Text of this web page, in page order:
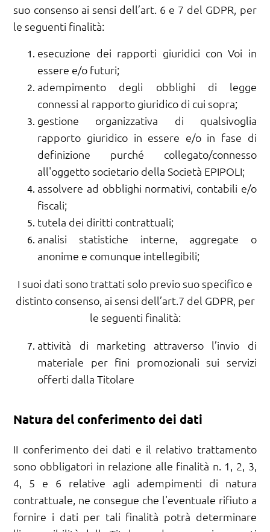
suo consenso ai sensi dell’art. 6 e 7 del GDPR, per
le seguenti finalità:
esecuzione dei rapporti giuridici con Voi in
essere e/o futuri;
adempimento degli obblighi di legge
connessi al rapporto giuridico di cui sopra;
gestione organizzativa di qualsivoglia
rapporto giuridico in essere e/o in fase di
definizione purché collegato/connesso
all'oggetto societario della Società EPIPOLI;
assolvere ad obblighi normativi, contabili e/o
fiscali;
tutela dei diritti contrattuali;
analisi statistiche interne, aggregate o
anonime e comunque intellegibili;
I suoi dati sono trattati solo previo suo specifico e
distinto consenso, ai sensi dell’art.7 del GDPR, per
le seguenti finalità:
attività di marketing attraverso l’invio di
materiale per fini promozionali sui servizi
offerti dalla Titolare
Natura del conferimento dei dati
II conferimento dei dati e il relativo trattamento
sono obbligatori in relazione alle finalità n. 1, 2, 3,
4, 5 e 6 relative agli adempimenti di natura
contrattuale, ne consegue che l'eventuale rifiuto a
fornire i dati per tali finalità potrà determinare